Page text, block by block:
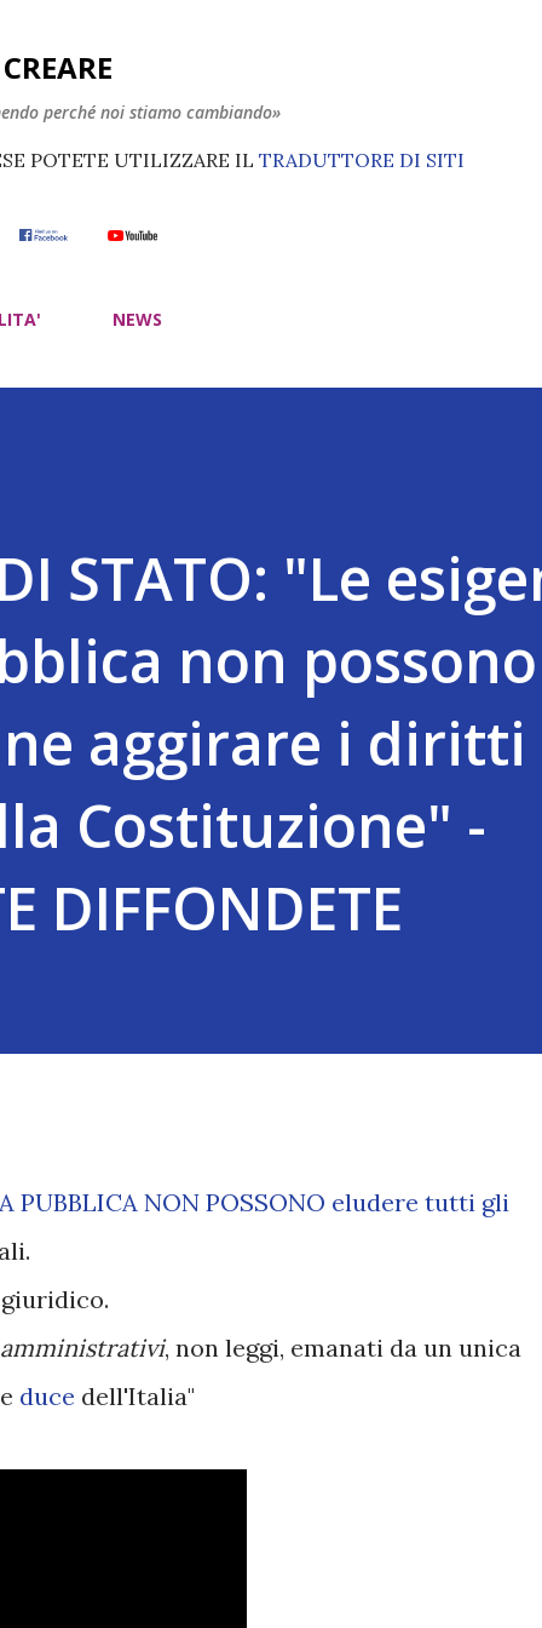
perché noi stiamo cambiando»
POTETE UTILIZZARE IL TRADUTTORE DI SITI
NEWS
STATO: "Le
non possono
aggirare i diritti
Costituzione" -
DIFFONDETE
PUBBLICA NON POSSONO eludere tutti gli
amministrativi, non leggi, emanati da un unica
duce dell'Italia"